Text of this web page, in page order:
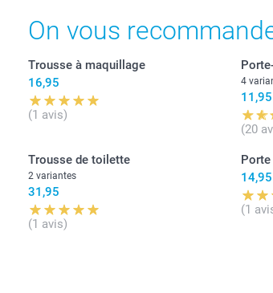
On vous
Trousse à maquillage
16,95
(1 avis)
4
11,95
(20
Trousse de toilette
2 variantes
31,95
(1 avis)
14,95
(1